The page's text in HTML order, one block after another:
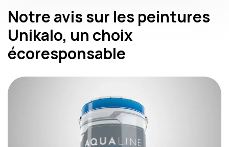
Notre avis sur les peintures
Unikalo, un choix
écoresponsable